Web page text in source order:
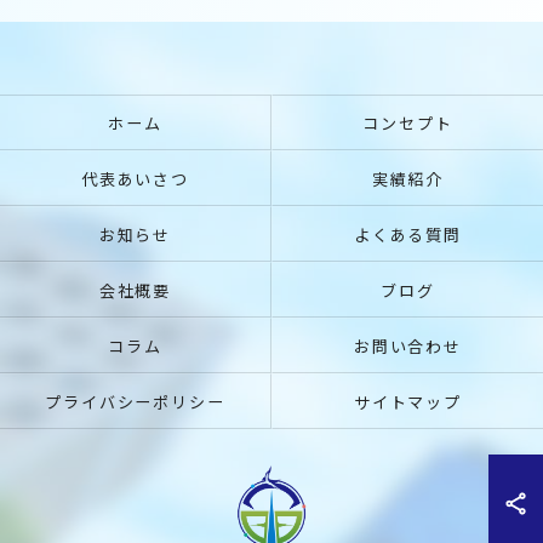
ホーム コンセプト
代表あいさつ 実績紹介
お知らせ よくある質問
会社概要 ブログ
コラム お問い合わせ
プライバシーポリシー サイトマップ